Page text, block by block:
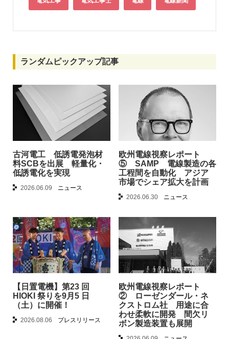
ランダムピックアップ記事
古河電工 低誘電発泡材
料SCBを出展 軽量化・
低誘電化を実現
2026.06.09 ニュース
欧州電線視察レポート
⑤ SAMP 電線製造の各
工程間を自動化 アジア
市場でシェア拡大を計画
2026.06.30 ニュース
【日置電機】第23 回
HIOKI 祭りを9月5 日
（土）に開催！
2026.08.06 プレスリリース
欧州電線視察レポート
② ローゼンダール・ネ
クストロム社 用途に合
わせ柔軟に開発 間欠リ
ボン製造装置も展開